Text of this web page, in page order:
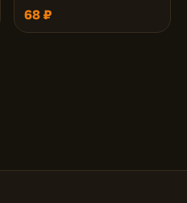
68 ₽